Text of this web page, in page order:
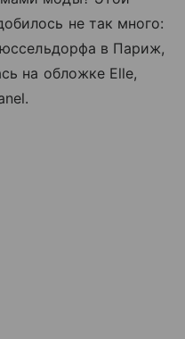
не так много:
в Париж,
на обложке Elle,